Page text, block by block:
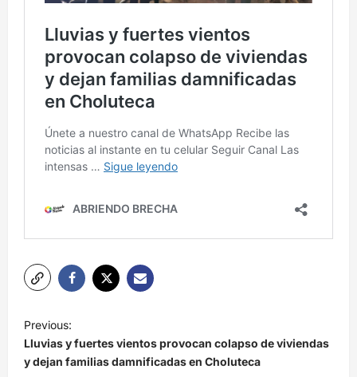
N
a
v
Previous:
Lluvias y fuertes vientos provocan colapso de viviendas
y dejan familias damnificadas en Choluteca